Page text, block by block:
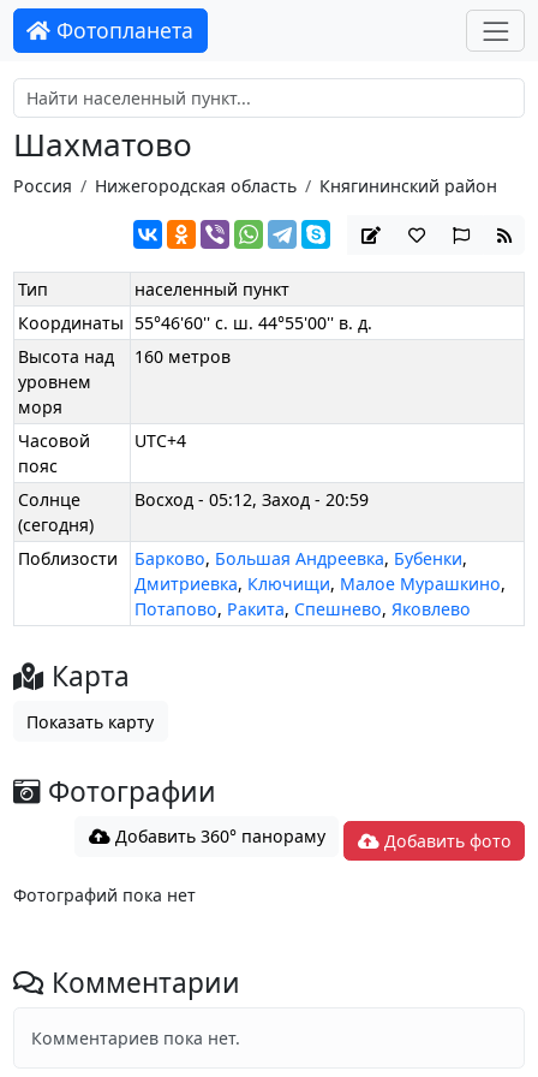
Фотопланета
Шахматово
Россия Нижегородская область Княгининский район
Тип
населенный пункт
Координаты 55°46'60'' с. ш. 44°55'00'' в. д.
Высота над
уровнем
моря
160 метров
Часовой
пояс
UTC+4
Солнце
(сегодня)
Восход - 05:12, Заход - 20:59
Поблизости Барково, Большая Андреевка, Бубенки,
Дмитриевка, Ключищи, Малое Мурашкино,
Потапово, Ракита, Спешнево,Яковлево
Карта
Показать карту
Фотографии
Добавить 360° панораму Добавить фото
Фотографий пока нет
Комментарии
Комментариев пока нет.